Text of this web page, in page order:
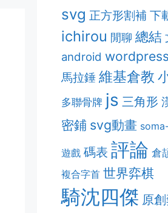
svg 正方形割補 下
ichirou 閒聊 總結
android wordpress
馬拉錘 維基倉教
多聯骨牌 js 三角形
密鋪 svg動畫
遊戲 碼表 評論 倉
複合字首 世界弈棋
騎沈四傑 原